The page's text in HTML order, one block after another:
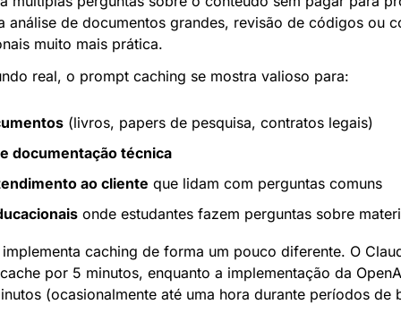
análise de documentos grandes, revisão de códigos ou
muito mais prática.
real, o prompt caching se mostra valioso para:
(livros, papers de pesquisa, contratos legais)
documentação técnica
ao cliente que lidam com perguntas comuns
onde estudantes fazem perguntas sobre
caching de forma um pouco diferente. O
por 5 minutos, enquanto a implementação da
(ocasionalmente até uma hora durante períodos de